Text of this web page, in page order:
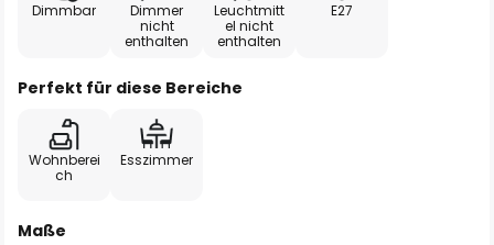
Dimmbar
Dimmer
nicht
enthalten
Leuchtmitt
el nicht
enthalten
E27
Perfekt für diese Bereiche
Wohnberei
ch
Esszimmer
Maße